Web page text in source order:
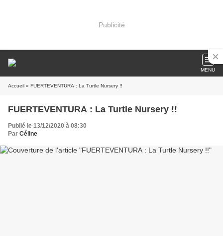
Publicité
MENU
Accueil » FUERTEVENTURA : La Turtle Nursery !!
FUERTEVENTURA : La Turtle Nursery !!
Publié le 13/12/2020 à 08:30
Par Céline